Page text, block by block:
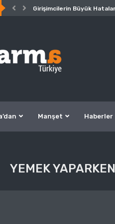
Girişimcilerin Büyük
Manşet Haberler
YEMEK